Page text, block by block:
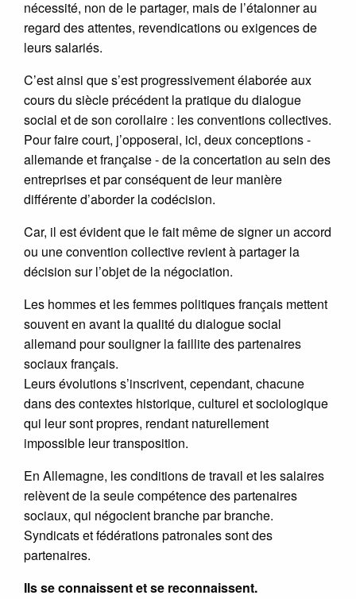
nécessité, non de le partager, mais de l’étalonner au
regard des attentes, revendications ou exigences de
leurs salariés.
C’est ainsi que s’est progressivement élaborée aux
cours du siècle précédent la pratique du dialogue
social et de son corollaire : les conventions collectives.
Pour faire court, j’opposerai, ici, deux conceptions -
allemande et française - de la concertation au sein des
entreprises et par conséquent de leur manière
différente d’aborder la codécision.
Car, il est évident que le fait même de signer un accord
ou une convention collective revient à partager la
décision sur l’objet de la négociation.
Les hommes et les femmes politiques français mettent
souvent en avant la qualité du dialogue social
allemand pour souligner la faillite des partenaires
sociaux français.
Leurs évolutions s’inscrivent, cependant, chacune
dans des contextes historique, culturel et sociologique
qui leur sont propres, rendant naturellement
impossible leur transposition.
En Allemagne, les conditions de travail et les salaires
relèvent de la seule compétence des partenaires
sociaux, qui négocient branche par branche.
Syndicats et fédérations patronales sont des
partenaires.
Ils se connaissent et se reconnaissent.